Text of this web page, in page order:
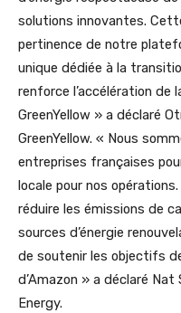
solutions innovantes.
pertinence de notre
unique dédiée à la
renforce l’accélération
GreenYellow » a déclaré
GreenYellow. « Nous
entreprises françaises
locale pour nos
réduire les émissions de
sources d’énergie
de soutenir les objectifs
d’Amazon » a déclaré
Energy.